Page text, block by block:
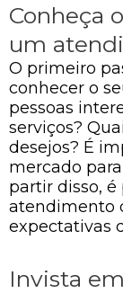
Conheça
um
O primeiro
conhecer o
pessoas
serviços?
desejos? É
mercado
partir disso,
atendimento
expectativas
Invista